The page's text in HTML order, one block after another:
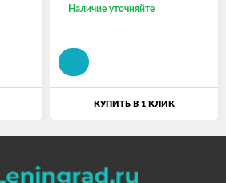
Наличие уточняйте
КУПИТЬ В 1 КЛИК